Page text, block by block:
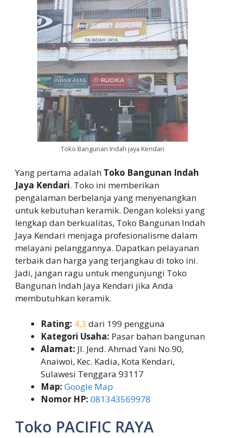
Toko Bangunan Indah jaya Kendari
Yang pertama adalah Toko Bangunan Indah
Jaya Kendari. Toko ini memberikan
pengalaman berbelanja yang menyenangkan
untuk kebutuhan keramik. Dengan koleksi yang
lengkap dan berkualitas, Toko Bangunan Indah
Jaya Kendari menjaga profesionalisme dalam
melayani pelanggannya. Dapatkan pelayanan
terbaik dan harga yang terjangkau di toko ini.
Jadi, jangan ragu untuk mengunjungi Toko
Bangunan Indah Jaya Kendari jika Anda
membutuhkan keramik.
Rating: 4,3 dari 199 pengguna
Kategori Usaha: Pasar bahan bangunan
Alamat: Jl. Jend. Ahmad Yani No.90,
Anaiwoi, Kec. Kadia, Kota Kendari,
Sulawesi Tenggara 93117
Map: Google Map
Nomor HP: 081343569978
Toko PACIFIC RAYA